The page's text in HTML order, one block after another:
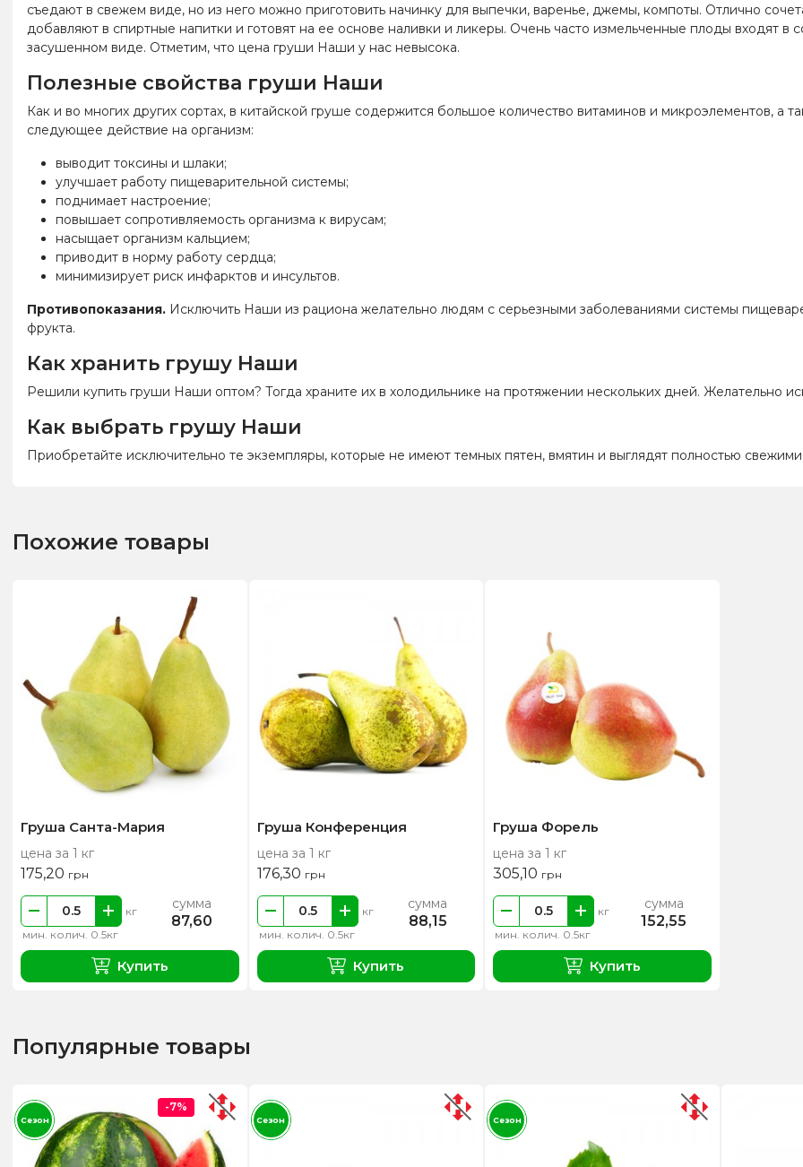
съедают в свежем виде, но из него можно приготовить начинку для выпечки, варенье, джемы, компоты. Отлично
добавляют в спиртные напитки и готовят на ее основе наливки и ликеры. Очень часто измельченные плоды входят в
засушенном виде. Отметим, что цена груши Наши у нас невысока.
Полезные свойства груши Наши
Как и во многих других сортах, в китайской груше содержится большое количество витаминов и микроэлементов, а
следующее действие на организм:
выводит токсины и шлаки;
улучшает работу пищеварительной системы;
поднимает настроение;
повышает сопротивляемость организма к вирусам;
насыщает организм кальцием;
приводит в норму работу сердца;
минимизирует риск инфарктов и инсультов.
Противопоказания. Исключить Наши из рациона желательно людям с серьезными заболеваниями системы
фрукта.
Как хранить грушу Наши
Решили купить груши Наши оптом? Тогда храните их в холодильнике на протяжении нескольких дней. Желательно
Как выбрать грушу Наши
Приобретайте исключительно те экземпляры, которые не имеют темных пятен, вмятин и выглядят полностью
Похожие товары
Груша Санта-Мария
цена за 1 кг
175,20 грн
мин. колич. 0.5кг
кг сумма
87,60
Купить
Груша Конференция
цена за 1 кг
176,30 грн
мин. колич. 0.5кг
кг сумма
88,15
Купить
Груша Форель
цена за 1 кг
305,10 грн
мин. колич. 0.5кг
кг сумма
152,55
Купить
Популярные товары
-7%
Сезон Сезон Сезон